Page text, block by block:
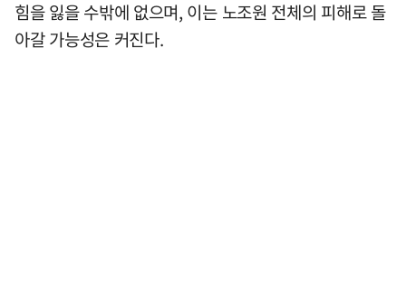
힘을 잃을 수밖에 없으며, 이는 노조원 전체의 피해로 돌
아갈 가능성은 커진다.